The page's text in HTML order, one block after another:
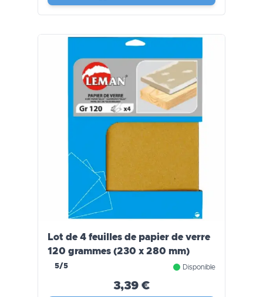
Lot de 4 feuilles de papier de verre
120 grammes (230 x 280 mm)
5/5 Disponible
3,39 €